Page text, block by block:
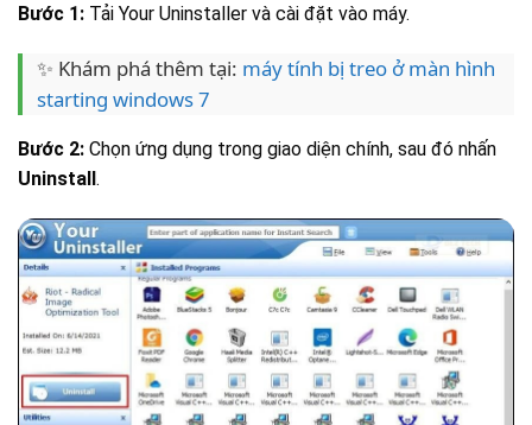
Bước 1: Tải Your Uninstaller và cài đặt vào máy.
✨ Khám phá thêm tại: máy tính bị treo ở màn hình
starting windows 7
Bước 2: Chọn ứng dụng trong giao diện chính, sau đó nhấn
Uninstall.